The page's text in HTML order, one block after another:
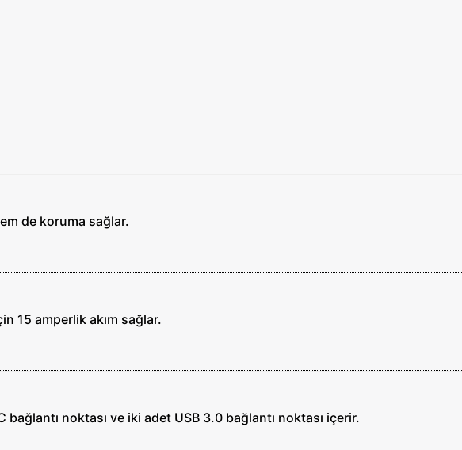
de koruma sağlar.
15 amperlik akım sağlar.
noktası ve iki adet USB 3.0 bağlantı noktası içerir.